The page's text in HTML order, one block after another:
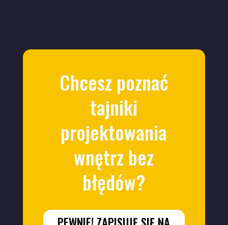
Chcesz poznać
tajniki
projektowania
wnętrz bez
błędów?